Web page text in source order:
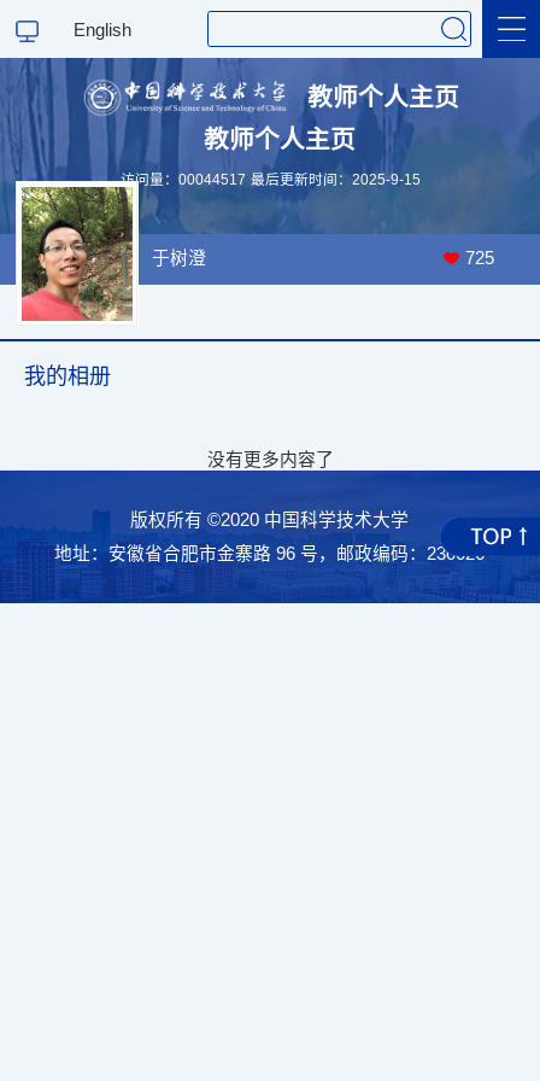
English
教师个人主页
教师个人主页
访问量： 00044517 最后更新时间： 2025-9-15
于树澄 725
我的相册
没有更多内容了
版权所有 ©2020 中国科学技术大学
地址：安徽省合肥市金寨路 96 号，邮政编码：230026